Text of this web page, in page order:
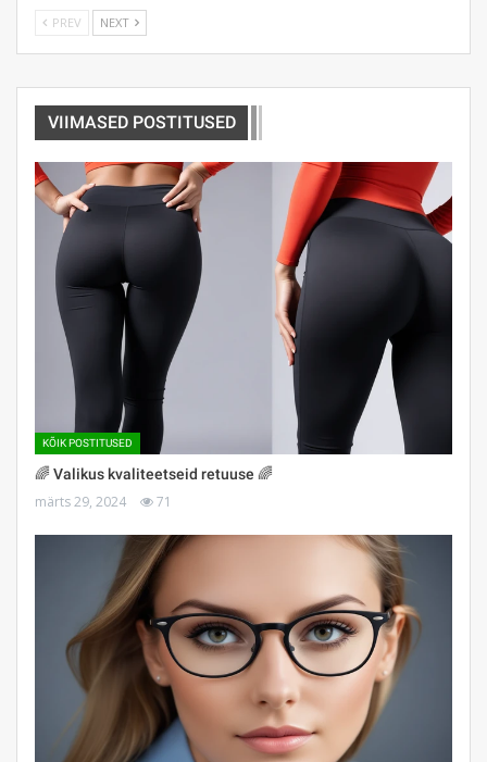
PREV NEXT
VIIMASED POSTITUSED
KÕIK POSTITUSED
🌈 Valikus kvaliteetseid retuuse 🌈
märts 29, 2024 71